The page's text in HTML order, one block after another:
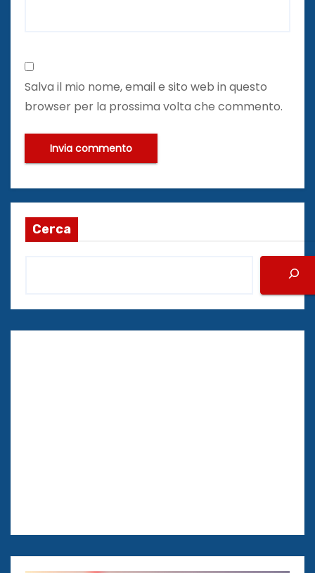
Salva il mio nome, email e sito web in questo
browser per la prossima volta che commento.
Cerca